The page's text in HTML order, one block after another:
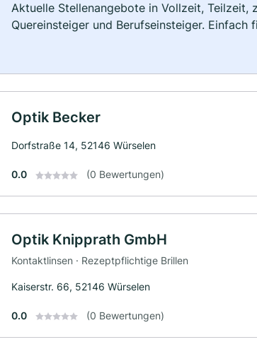
Aktuelle Stellenangebote in Vollzeit, Teilzeit,
Quereinsteiger und Berufseinsteiger. Einfach
Optik Becker
Dorfstraße 14, 52146 Würselen
0.0 (0 Bewertungen)
Optik Knipprath GmbH
Kontaktlinsen · Rezeptpflichtige Brillen
Kaiserstr. 66, 52146 Würselen
0.0 (0 Bewertungen)